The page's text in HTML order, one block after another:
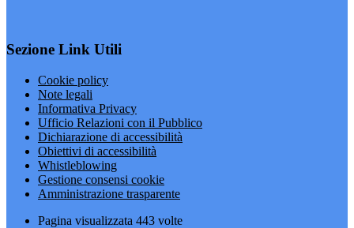
Sezione Link Utili
Cookie policy
Note legali
Informativa Privacy
Ufficio Relazioni con il Pubblico
Dichiarazione di accessibilità
Obiettivi di accessibilità
Whistleblowing
Gestione consensi cookie
Amministrazione trasparente
Pagina visualizzata 443 volte